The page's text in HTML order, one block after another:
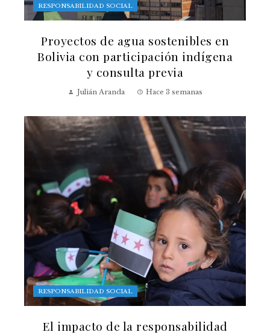
RESPONSABILIDAD SOCIAL
Proyectos de agua sostenibles en
Bolivia con participación indígena
y consulta previa
Julián Aranda Hace 3 semanas
RESPONSABILIDAD SOCIAL
El impacto de la responsabilidad